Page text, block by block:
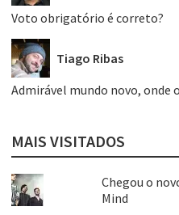
Voto obrigatório é correto?
Tiago Ribas
Admirável mundo novo, onde
MAIS VISITADOS
Chegou o
Mind